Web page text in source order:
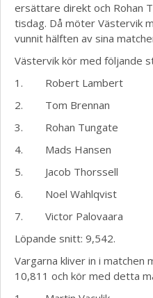
ersättare direkt och Rohan
tisdag. Då möter Västervik
vunnit hälften av sina
Västervik kör med följande
1. Robert Lambert
2. Tom Brennan
3. Rohan Tungate
4. Mads Hansen
5. Jacob Thorssell
6. Noel Wahlqvist
7. Victor Palovaara
Löpande snitt: 9,542.
Vargarna kliver in i matchen
10,811 och kör med detta